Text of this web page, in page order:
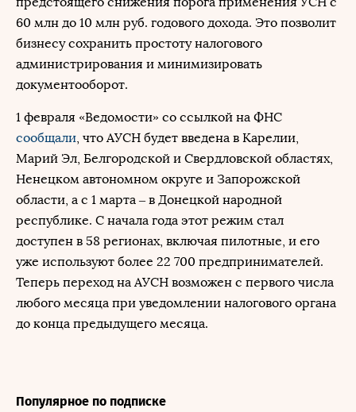
60 млн до 10 млн руб. годового дохода. Это позволит
бизнесу сохранить простоту налогового
администрирования и минимизировать
документооборот.
1 февраля «Ведомости» со ссылкой на ФНС
сообщали, что АУСН будет введена в Карелии,
Марий Эл, Белгородской и Свердловской областях,
Ненецком автономном округе и Запорожской
области, а с 1 марта – в Донецкой народной
республике. С начала года этот режим стал
доступен в 58 регионах, включая пилотные, и его
уже используют более 22 700 предпринимателей.
Теперь переход на АУСН возможен с первого числа
любого месяца при уведомлении налогового органа
до конца предыдущего месяца.
Популярное по подписке